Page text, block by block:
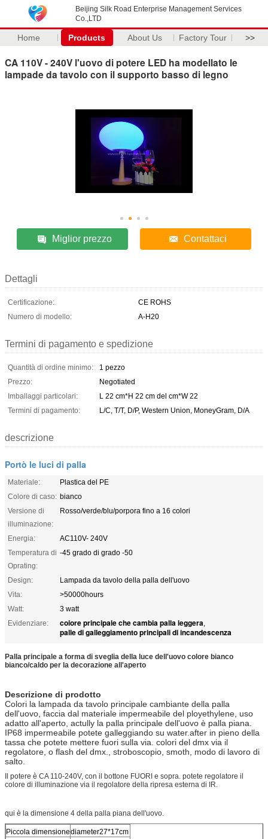
Beijing Silk Road Enterprise Management Services
Co.,LTD
Home Products About Us Factory Tour >>
CA 110V - 240V l'uovo di potere LED ha modellato le
lampade da tavolo con il supporto basso di legno
Miglior prezzo Contattaci
Dettagli
Certificazione:
CE ROHS
Numero di modello:
A-H20
Termini di pagamento e spedizione
Quantità di ordine minimo:
1 pezzo
Prezzo:
Negotiated
Imballaggi particolari:
L 22 cm*H 22 cm del cm*W 22
Termini di pagamento:
L/C, T/T, D/P, Western Union, MoneyGram, D/A
descrizione
Portò le luci di palla
Materiale:
Plastica del PE
Colore di caso: bianco
Versione di
illuminazione:
Rosso/verde/blu/porpora fino a 16 colori
Energia:
AC110V- 240V
Temperatura di
Oprating:
-45 grado di grado -50
Design:
Lampada da tavolo della palla dell'uovo
Vita:
>50000hours
Watt:
3 watt
Evidenziare:
colore principale che cambia palla leggera,
palle di galleggiamento principali di incandescenza
Palla principale a forma di sveglia della luce dell'uovo colore bianco
bianco/caldo per la decorazione all'aperto
Descrizione di prodotto
Colori la lampada da tavolo principale cambiante della palla
dell'uovo, faccia dal materiale impermeabile del ployethylene, uso
adatto all'aperto, actully la palla principale dell'uovo è palla piana.
IP68 impermeabile potete galleggiando su water.after in pieno della
tassa che potete mettere fuori sulla via. colori del dmx via il
regolatore, o flash del dmx., stroboscopio, smoth, modo di lavoro di
salto.
Il potere è CA 110-240V, con il bottone FUORI e sopra. potete regolatore il
colore di illuminazione via il regolatore della ripresa esterna di IR.
qui è la dimensione 4 della palla piana dell'uovo.
Piccola dimensionediameter27*17cm